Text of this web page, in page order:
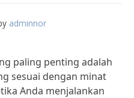
adminnor
paling penting adalah
sesuai dengan minat
Anda menjalankan